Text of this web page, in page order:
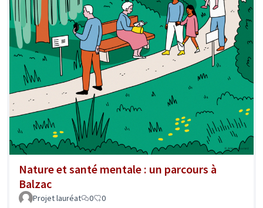
Nature et santé mentale : un parcours à
Balzac
Projet lauréat 0 0